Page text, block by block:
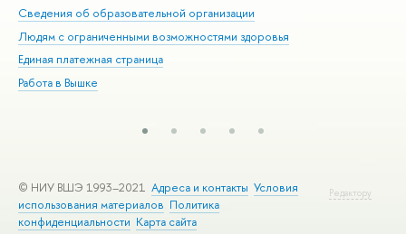
Сведения об образовательной организации
Людям с ограниченными возможностями здоровья
Единая платежная страница
Работа в Вышке
Редактору
© НИУ ВШЭ 1993–2021 Адреса и контакты Условия
использования материалов Политика
конфиденциальности Карта сайта